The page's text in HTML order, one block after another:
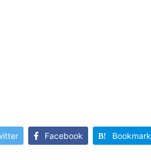
Facebook Bookmark